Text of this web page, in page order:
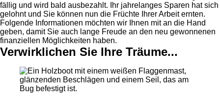
fällig und wird bald ausbezahlt. Ihr jahrelanges Sparen hat sich
gelohnt und Sie können nun die Früchte Ihrer Arbeit ernten.
Folgende Informationen möchten wir Ihnen mit an die Hand
geben, damit Sie auch lange Freude an den neu gewonnenen
finanziellen Möglichkeiten haben.
Verwirklichen Sie Ihre Träume...